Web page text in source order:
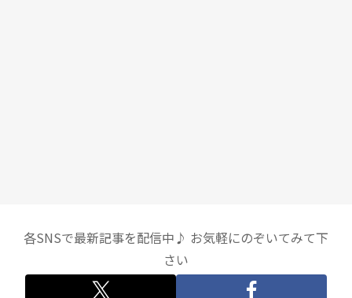
各SNSで最新記事を配信中♪ お気軽にのぞいてみて下
さい